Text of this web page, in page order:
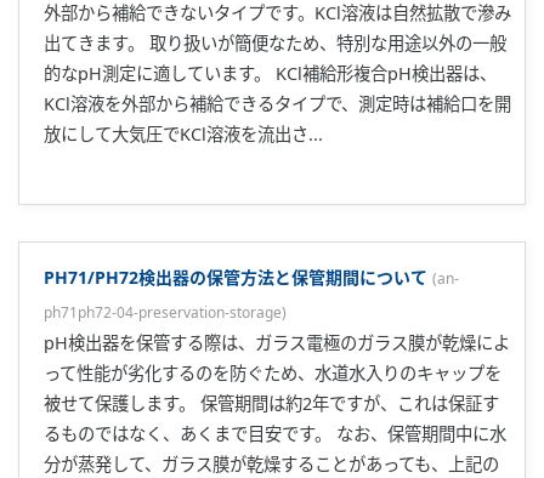
外部から補給できないタイプです。KCl溶液は自然拡散で滲み
出てきます。 取り扱いが簡便なため、特別な用途以外の一般
的なpH測定に適しています。 KCl補給形複合pH検出器は、
KCl溶液を外部から補給できるタイプで、測定時は補給口を開
放にして大気圧でKCl溶液を流出さ...
PH71/PH72検出器の保管方法と保管期間について (an-
ph71ph72-04-preservation-storage)
pH検出器を保管する際は、ガラス電極のガラス膜が乾燥によ
って性能が劣化するのを防ぐため、水道水入りのキャップを
被せて保護します。 保管期間は約2年ですが、これは保証す
るものではなく、あくまで目安です。 なお、保管期間中に水
分が蒸発して、ガラス膜が乾燥することがあっても、上記の